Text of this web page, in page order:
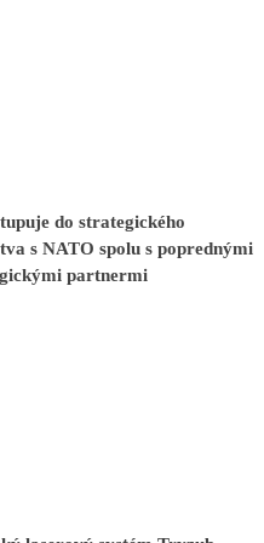
do strategického
s NATO spolu s poprednými
partnermi